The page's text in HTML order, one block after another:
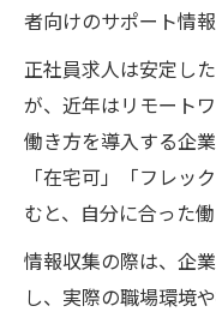
者向けのサポート情
正社員求人は安定し
が、近年はリモート
働き方を導入する企
「在宅可」「フレッ
むと、自分に合った
情報収集の際は、企
し、実際の職場環境